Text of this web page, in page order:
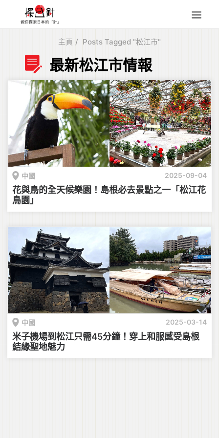
四國
中部
人氣目的地
本地情報
東瀛特集
旅遊商品
Search
for:
主頁 Posts Tagged "松江市"
最新松江市情報
中國 2025-09-04
花與鳥的全天候樂園！島根必去景點之一「松江花
鳥園」
中國 2025-03-14
米子機場到松江只需45分鐘！穿上和服感受島根
結緣聖地魅力